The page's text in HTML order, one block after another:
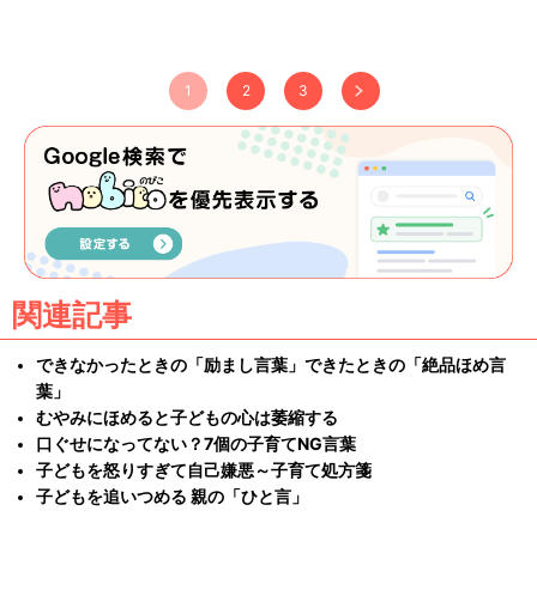
1 2 3
関連記事
できなかったときの「励まし言葉」できたときの「絶品ほめ言
葉」
むやみにほめると子どもの心は萎縮する
口ぐせになってない？7個の子育てNG言葉
子どもを怒りすぎて自己嫌悪～子育て処方箋
子どもを追いつめる 親の「ひと言」